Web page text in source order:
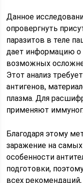
Данное
опровергнуть
паразитов в теле
дает информацию о
возможных
Этот анализ
антигенов,
плазма. Для
применяют
Благодаря этому
заражение на самых
особенности
подготовки,
всех рекомендаций,